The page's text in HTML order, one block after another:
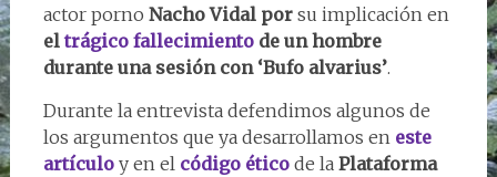
actor porno Nacho Vidal porsu implicación en
eltrágico fallecimientode un hombre
durante una sesión con ‘Bufo alvarius’.
Durante la entrevista defendimos algunos de
los argumentos que ya desarrollamos en este
artículoy en el código éticode la Plataforma